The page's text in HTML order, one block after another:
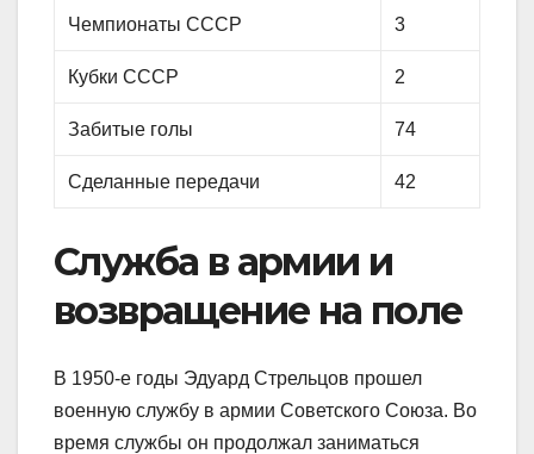
Чемпионаты СССР 3
Кубки СССР 2
Забитые голы 74
Сделанные передачи 42
Служба в армии и
возвращение на поле
В 1950-е годы Эдуард Стрельцов прошел
военную службу в армии Советского Союза. Во
время службы он продолжал заниматься